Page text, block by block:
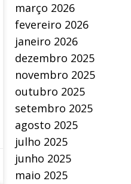
março 2026
fevereiro 2026
janeiro 2026
dezembro 2025
novembro 2025
outubro 2025
setembro 2025
agosto 2025
julho 2025
junho 2025
maio 2025